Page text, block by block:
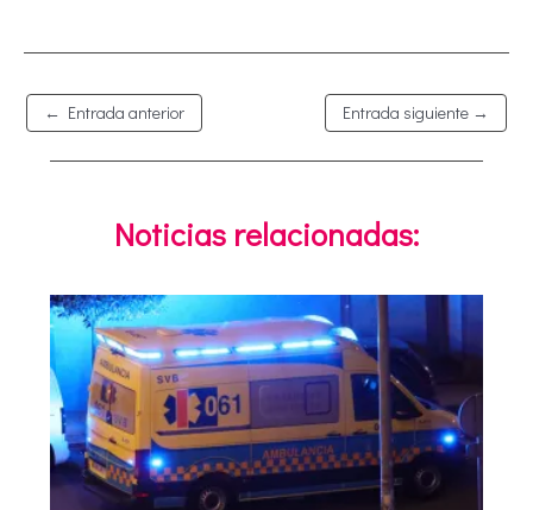
← Entrada anterior Entrada siguiente →
Noticias relacionadas: